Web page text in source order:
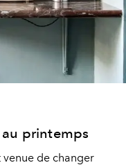
printemps
de changer